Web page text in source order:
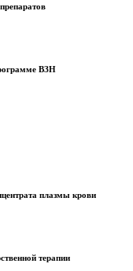
ВЗН
плазмы крови
терапии